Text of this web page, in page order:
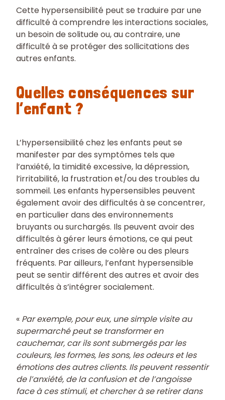
Cette hypersensibilité peut se traduire par une
difficulté à comprendre les interactions sociales,
un besoin de solitude ou, au contraire, une
difficulté à se protéger des sollicitations des
autres enfants.
Quelles conséquences sur
l’enfant ?
L’hypersensibilité chez les enfants peut se
manifester par des symptômes tels que
l’anxiété, la timidité excessive, la dépression,
l’irritabilité, la frustration et/ou des troubles du
sommeil. Les enfants hypersensibles peuvent
également avoir des difficultés à se concentrer,
en particulier dans des environnements
bruyants ou surchargés. Ils peuvent avoir des
difficultés à gérer leurs émotions, ce qui peut
entraîner des crises de colère ou des pleurs
fréquents. Par ailleurs, l’enfant hypersensible
peut se sentir différent des autres et avoir des
difficultés à s’intégrer socialement.
« Par exemple, pour eux, une simple visite au
supermarché peut se transformer en
cauchemar, car ils sont submergés par les
couleurs, les formes, les sons, les odeurs et les
émotions des autres clients. Ils peuvent ressentir
de l’anxiété, de la confusion et de l’angoisse
face à ces stimuli, et chercher à se retirer dans